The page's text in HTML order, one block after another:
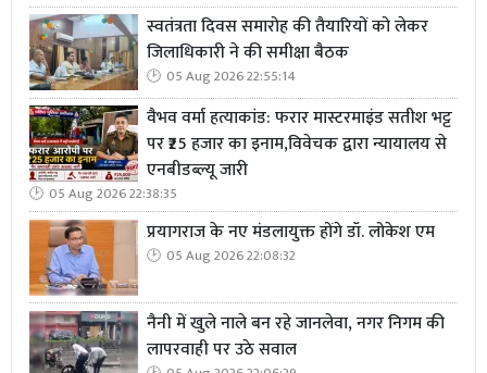
स्वतंत्रता दिवस समारोह की तैयारियों को लेकर
जिलाधिकारी ने की समीक्षा बैठक
05 Aug 2026 22:55:14
वैभव वर्मा हत्याकांड: फरार मास्टरमाइंड सतीश भट्ट
पर ₹25 हजार का इनाम,विवेचक द्वारा न्यायालय से
एनबीडब्ल्यू जारी
05 Aug 2026 22:38:35
प्रयागराज के नए मंडलायुक्त होंगे डॉ. लोकेश एम
05 Aug 2026 22:08:32
नैनी में खुले नाले बन रहे जानलेवा, नगर निगम की
लापरवाही पर उठे सवाल